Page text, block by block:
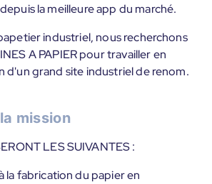
la meilleure app du marché.
industriel, nous recherchons
A PAPIER pour travailler en
d'un grand site industriel de renom.
mission
LES SUIVANTES :
la fabrication du papier en